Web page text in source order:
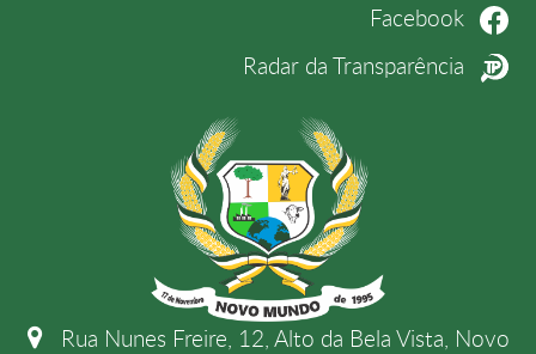
Facebook
Radar da Transparência
Rua Nunes Freire, 12, Alto da Bela Vista, Novo